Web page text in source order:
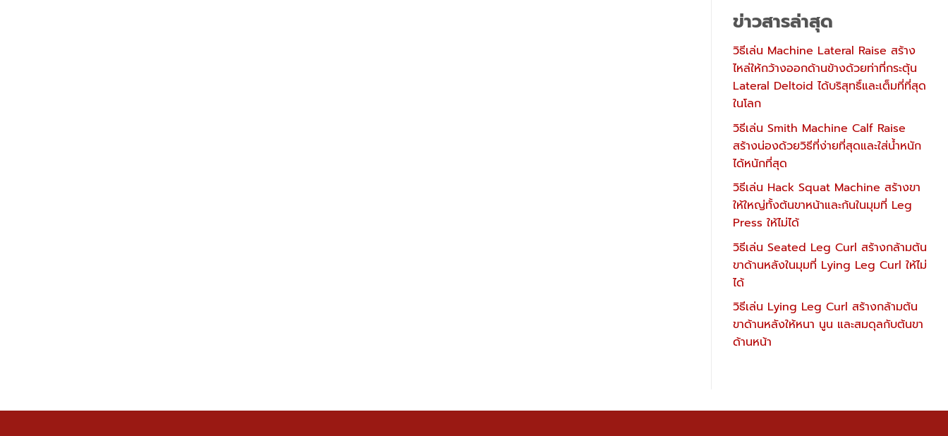
ข่าวสารล่าสุด
วิธีเล่น Machine Lateral Raise สร้าง
ไหล่ให้กว้างออกด้านข้างด้วยท่าที่กระตุ้น
Lateral Deltoid ได้บริสุทธิ์และเต็มที่ที่สุด
ในโลก
วิธีเล่น Smith Machine Calf Raise
สร้างน่องด้วยวิธีที่ง่ายที่สุดและใส่น้ำหนัก
ได้หนักที่สุด
วิธีเล่น Hack Squat Machine สร้างขา
ให้ใหญ่ทั้งต้นขาหน้าและก้นในมุมที่ Leg
Press ให้ไม่ได้
วิธีเล่น Seated Leg Curl สร้างกล้ามต้น
ขาด้านหลังในมุมที่ Lying Leg Curl ให้ไม่
ได้
วิธีเล่น Lying Leg Curl สร้างกล้ามต้น
ขาด้านหลังให้หนา นูน และสมดุลกับต้นขา
ด้านหน้า